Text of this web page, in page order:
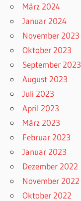
März 2024
Januar 2024
November 2023
Oktober 2023
September 2023
August 2023
Juli 2023
April 2023
März 2023
Februar 2023
Januar 2023
Dezember 2022
November 2022
Oktober 2022